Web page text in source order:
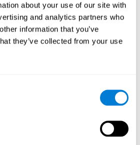
about your use of our site with
and analytics partners who
information that you’ve
they’ve collected from your use
トレーナー用の追加アカウントを作